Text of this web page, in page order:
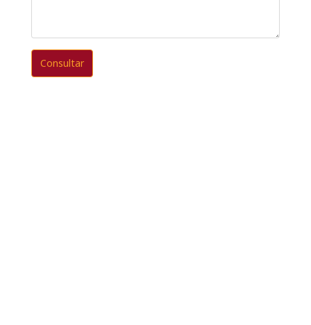
Consultar